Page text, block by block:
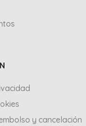
y cancelación